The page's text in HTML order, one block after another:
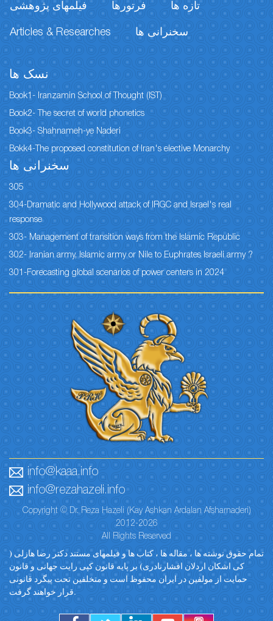
فیلمهای پژوهشی فرتورها تازه ها
Articles & Researches سخنرانی ها
نسک ها
Book1- Iranzamin School of Thought (IST)
Book2- The secret of world phonetics
Book3- Shahnameh-ye Naderi
Bokk4-The proposed constitution of Iran's elective Monarchy
سخنرانی ها
305
304-Dramatic and Hollywood attack of IRGC and Israel's real
response
303- Management of transition ways from the Islamic Republic
302- Iranian army, Islamic army or Nile to Euphrates Israeli army ?
301-Forecasting global scenarios of power centers in 2024
info@kaaa.info
info@rezahazeli.info
Copyright © Dr. Reza Hazeli (Kay Ashkan Ardalan Afsharnaderi)
2012-2026
All Rights Reserved
تمام حقوق نوشته ها ، مقاله ها ، کتاب ها و فیلمهای مستند دکتر رضا هازلی (
کی اشکان اردلان افشارنادری) بر پایه قانون کپی رایت جهانی و قانون
حمایت از مولفین در ایران محفوظ است و متخلفین تحت پیگرد قانونی
قرار خواهند گرفت.